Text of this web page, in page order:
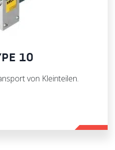
10
von Kleinteilen.